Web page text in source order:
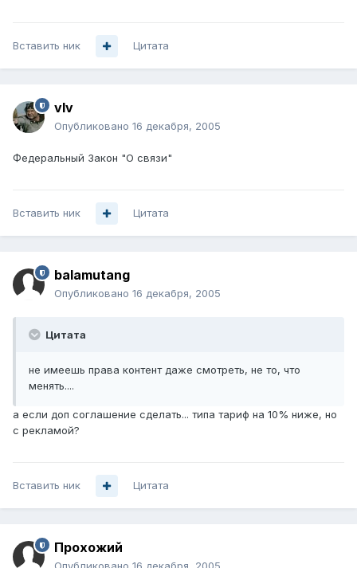
Вставить ник Цитата
vIv
Опубликовано 16 декабря, 2005
Федеральный Закон "О связи"
Вставить ник Цитата
balamutang
Опубликовано 16 декабря, 2005
Цитата
не имеешь права контент даже смотреть, не то, что
менять....
а если доп соглашение сделать... типа тариф на 10% ниже, но
с рекламой?
Вставить ник Цитата
Прохожий